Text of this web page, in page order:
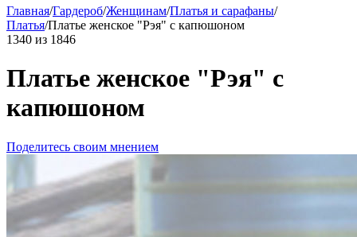
Главная/Гардероб/Женщинам/Платья и сарафаны/
Платья/Платье женское "Рэя" с капюшоном
1340 из 1846
Платье женское "Рэя" с
капюшоном
Поделитесь своим мнением